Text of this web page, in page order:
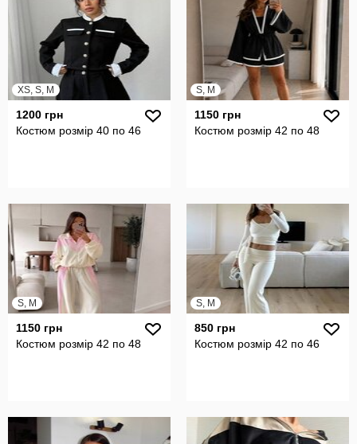
XS, S, M
1200 грн
Костюм розмір 40 по 46
S, M
1150 грн
Костюм розмір 42 по 48
S, M
1150 грн
Костюм розмір 42 по 48
S, M
850 грн
Костюм розмір 42 по 46